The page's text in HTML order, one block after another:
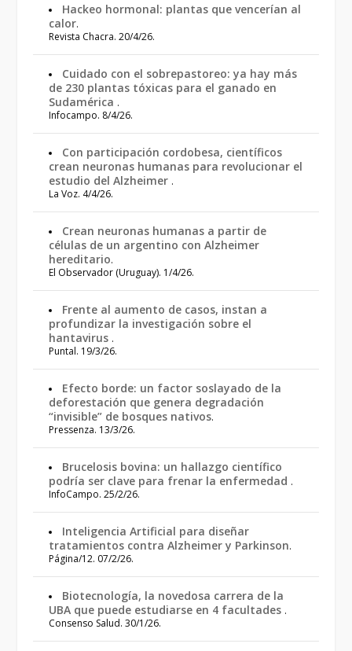
Hackeo hormonal: plantas que vencerían al
calor.
Revista Chacra. 20/4/26.
Cuidado con el sobrepastoreo: ya hay más
de 230 plantas tóxicas para el ganado en
Sudamérica .
Infocampo. 8/4/26.
Con participación cordobesa, científicos
crean neuronas humanas para revolucionar el
estudio del Alzheimer .
La Voz. 4/4/26.
Crean neuronas humanas a partir de
células de un argentino con Alzheimer
hereditario.
El Observador (Uruguay). 1/4/26.
Frente al aumento de casos, instan a
profundizar la investigación sobre el
hantavirus .
Puntal. 19/3/26.
Efecto borde: un factor soslayado de la
deforestación que genera degradación
“invisible” de bosques nativos.
Pressenza. 13/3/26.
Brucelosis bovina: un hallazgo científico
podría ser clave para frenar la enfermedad .
InfoCampo. 25/2/26.
Inteligencia Artificial para diseñar
tratamientos contra Alzheimer y Parkinson.
Página/12. 07/2/26.
Biotecnología, la novedosa carrera de la
UBA que puede estudiarse en 4 facultades .
Consenso Salud. 30/1/26.